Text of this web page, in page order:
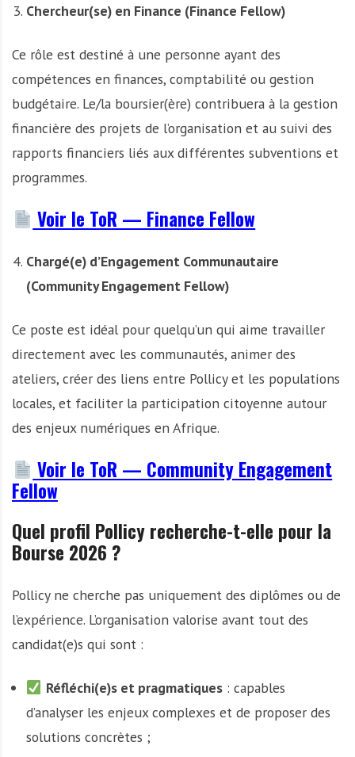
Chercheur(se) en Finance (Finance Fellow)
Ce rôle est destiné à une personne ayant des
compétences en finances, comptabilité ou gestion
budgétaire. Le/la boursier(ère) contribuera à la gestion
financière des projets de l’organisation et au suivi des
rapports financiers liés aux différentes subventions et
programmes.
Voir le ToR — Finance Fellow
Chargé(e) d’Engagement Communautaire
(Community Engagement Fellow)
Ce poste est idéal pour quelqu’un qui aime travailler
directement avec les communautés, animer des
ateliers, créer des liens entre Pollicy et les populations
locales, et faciliter la participation citoyenne autour
des enjeux numériques en Afrique.
Voir le ToR — Community Engagement
Fellow
Quel profil Pollicy recherche-t-elle pour la
Bourse 2026 ?
Pollicy ne cherche pas uniquement des diplômes ou de
l’expérience. L’organisation valorise avant tout des
candidat(e)s qui sont :
Réfléchi(e)s et pragmatiques: capables
d’analyser les enjeux complexes et de proposer des
solutions concrètes ;